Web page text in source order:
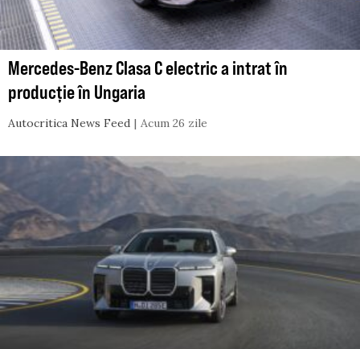
Mercedes-Benz Clasa C electric a intrat în
producție în Ungaria
Autocritica News Feed Acum 26 zile